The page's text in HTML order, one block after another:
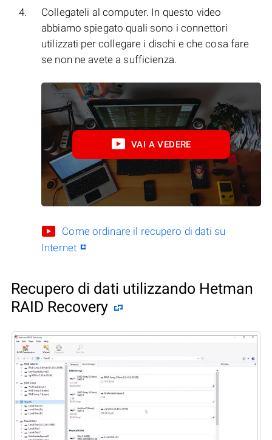
Collegateli al computer. In questo video
abbiamo spiegato quali sono i connettori
utilizzati per collegare i dischi e che cosa fare
se non ne avete a sufficienza.
VAI A VEDERE
Come ordinare il recupero di dati su
Internet
Recupero di dati utilizzando Hetman
RAID Recovery